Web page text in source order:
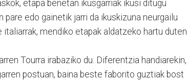
etapa benetan ikusgarriak ikusi ditugu
pare edo gainetik jarri da ikuskizuna neurgailu
mendiko etapak aldatzeko hartu duten
Tourra irabaziko du. Diferentzia handiarekin,
postuan, baina beste faborito guztiak bost